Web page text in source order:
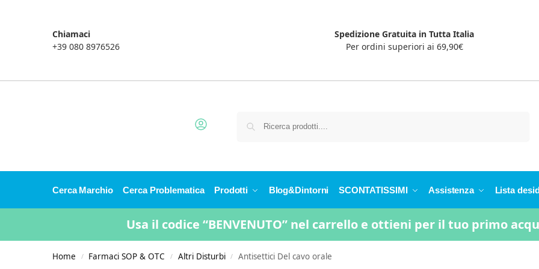
Chiamaci
+39 080 8976526
Spedizione Gratuita in Tutta Italia
Per ordini superiori ai 69,90€
Cerca Marchio Cerca Problematica Prodotti Blog&Dintorni SCONTATISSIMI Assistenza Lista
Usa il codice “BENVENUTO” nel carrello e ottieni per il tuo primo
Home / Farmaci SOP & OTC / Altri Disturbi / Antisettici Del cavo orale